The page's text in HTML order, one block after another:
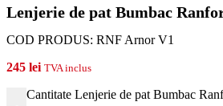
Lenjerie de pat Bumbac
COD PRODUS: RNF Arnor V1
245 lei TVA inclus
Cantitate Lenjerie de pat Bumbac